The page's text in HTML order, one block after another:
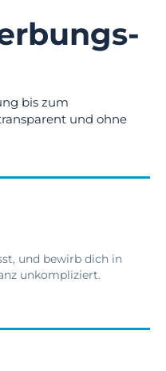
bis zum
und ohne
und bewirb dich in
unkompliziert.